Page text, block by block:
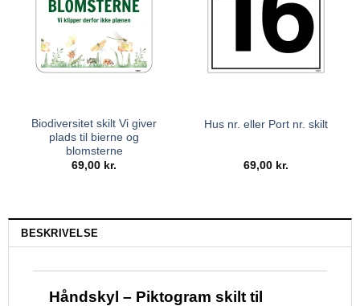
Biodiversitet skilt Vi giver
plads til bierne og
blomsterne
69,00 kr.
Hus nr. eller Port nr. skilt
69,00 kr.
BESKRIVELSE
Håndskyl – Piktogram skilt til